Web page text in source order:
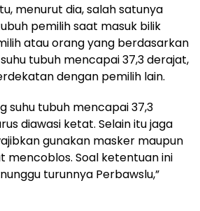
menurut dia, salah satunya
pemilih saat masuk bilik
atau orang yang berdasarkan
tubuh mencapai 37,3 derajat,
dengan pemilih lain.
suhu tubuh mencapai 37,3
diawasi ketat. Selain itu jaga
gunakan masker maupun
mencoblos. Soal ketentuan ini
turunnya Perbawslu,”